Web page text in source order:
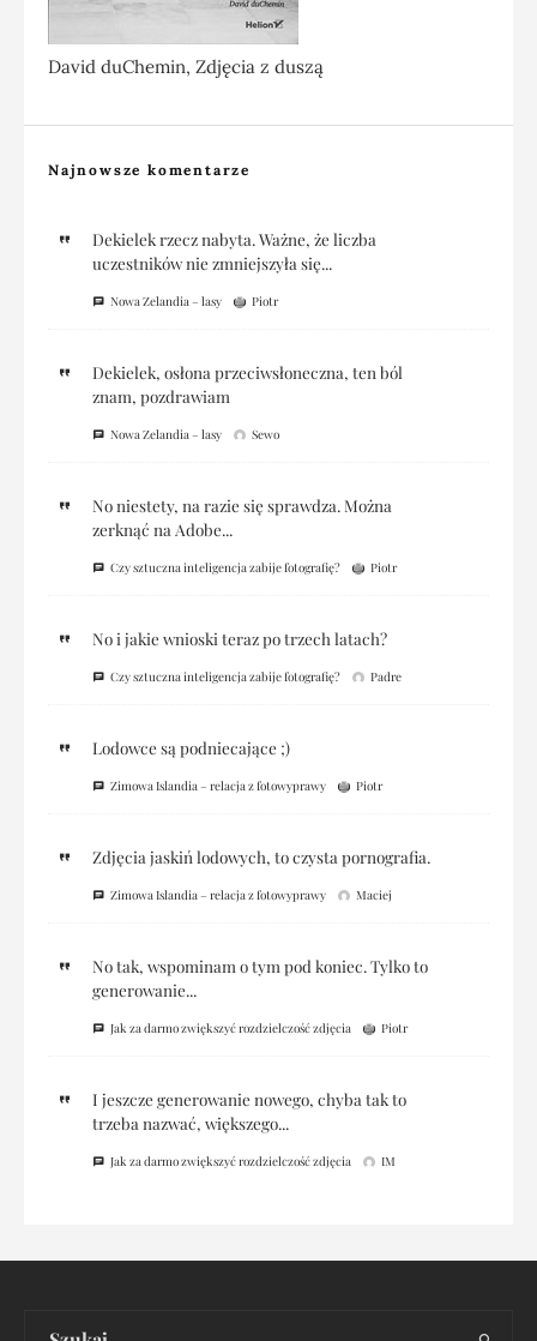
David duChemin, Zdjęcia z duszą
Najnowsze komentarze
Dekielek rzecz nabyta. Ważne, że liczba
uczestników nie zmniejszyła się...
Nowa Zelandia – lasy Piotr
Dekielek, osłona przeciwsłoneczna, ten ból
znam, pozdrawiam
Nowa Zelandia – lasy Sewo
No niestety, na razie się sprawdza. Można
zerknąć na Adobe...
Czy sztuczna inteligencja zabije fotografię? Piotr
No i jakie wnioski teraz po trzech latach?
Czy sztuczna inteligencja zabije fotografię? Padre
Lodowce są podniecające ;)
Zimowa Islandia – relacja z fotowyprawy Piotr
Zdjęcia jaskiń lodowych, to czysta pornografia.
Zimowa Islandia – relacja z fotowyprawy Maciej
No tak, wspominam o tym pod koniec. Tylko to
generowanie...
Jak za darmo zwiększyć rozdzielczość zdjęcia Piotr
I jeszcze generowanie nowego, chyba tak to
trzeba nazwać, większego...
Jak za darmo zwiększyć rozdzielczość zdjęcia IM